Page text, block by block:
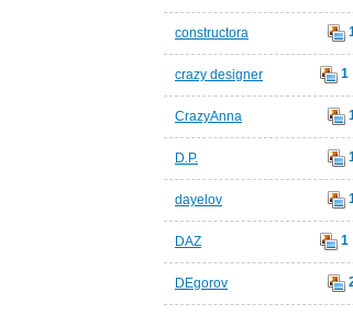
constructora
crazy designer 1
CrazyAnna
D.P.
dayelov
DAZ 1
DEgorov